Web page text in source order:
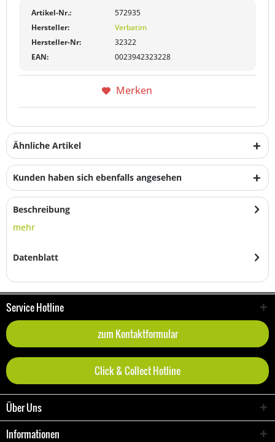
Artikel-Nr.:
572935
Hersteller:
Verbatim
Hersteller-Nr:
32322
EAN:
0023942323228
Merken
Ähnliche Artikel
Kunden haben sich ebenfalls angesehen
Beschreibung
mehr
Datenblatt
Service Hotline
zum Kontaktformular
Click & Collect Hotline
Über Uns
Informationen